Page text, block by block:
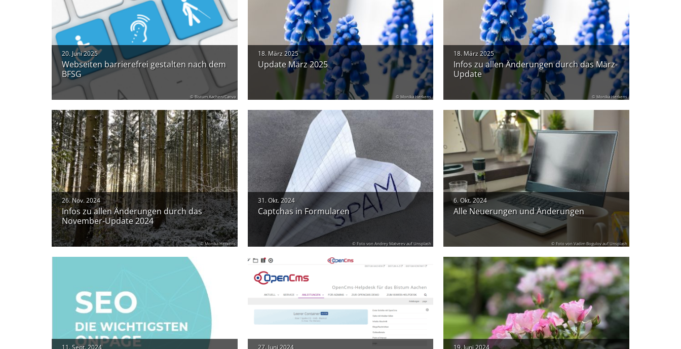
20. Juni 2025
Webseiten barrierefrei gestalten nach dem
BFSG
© Bistum Aachen/Canva
18. März 2025
Update März 2025
© Monika Herkens
18. März 2025
Infos zu allen Änderungen durch das März-
Update
© Monika Herkens
26. Nov. 2024
Infos zu allen Änderungen durch das
November-Update 2024
© Monika Herkens
31. Okt. 2024
Captchas in Formularen
© Foto von Andrey Matveev auf Unsplash
6. Okt. 2024
Alle Neuerungen und Änderungen
© Foto von Vadim Bogulov auf Unsplash
11. Sept. 2024 27. Juni 2024 19. Juni 2024